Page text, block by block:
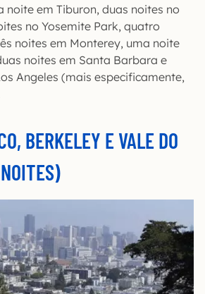
noite em Tiburon, duas noites no
no Yosemite Park, quatro
noites em Monterey, uma noite
noites em Santa Barbara e
Angeles (mais especificamente,
BERKELEY E VALE DO